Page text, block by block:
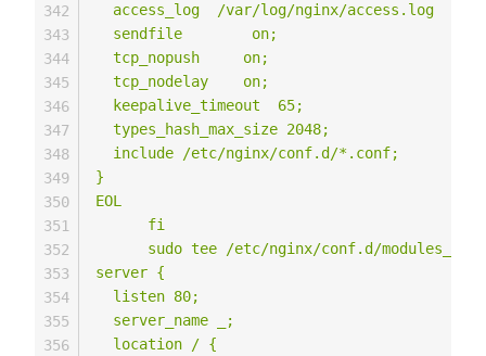
access_log  /var/log/nginx/access.log
  sendfile        on;
  tcp_nopush     on;
  tcp_nodelay    on;
  keepalive_timeout  65;
  types_hash_max_size 2048;
  include /etc/nginx/conf.d/*.conf;
}
EOL
      fi
sudo tee /etc/nginx/conf.d/
server {
  listen 80;
  server_name _;
  location / {
342
343
344
345
346
347
348
349
350
351
352
353
354
355
356